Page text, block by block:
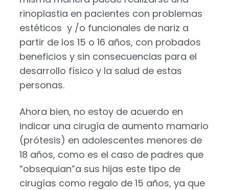
rinoplastia en pacientes con problemas
estéticos y /o funcionales de nariz a
partir de los 15 o 16 años, con probados
beneficios y sin consecuencias para el
desarrollo físico y la salud de estas
personas.
Ahora bien, no estoy de acuerdo en
indicar una cirugía de aumento mamario
(prótesis) en adolescentes menores de
18 años, como es el caso de padres que
“obsequian”a sus hijas este tipo de
cirugías como regalo de 15 años, ya que